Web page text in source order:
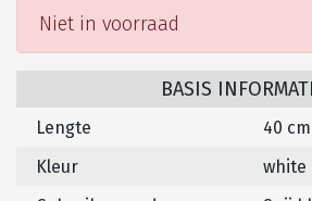
Niet in voorraad
BASIS
Lengte
40 cm
Kleur
white